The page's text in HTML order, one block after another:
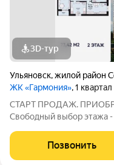
3D-тур
Ульяновск,жилой район
ЖК «Гармония», 1
СТАРТ ПРОДАЖ.
Свободный выбор этажа
для большой семьи, где
отдельные комнаты для
Позвонить